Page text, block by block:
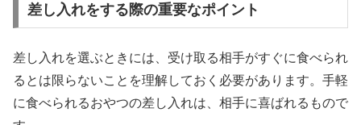
差し入れをする際の重要なポイント
差し入れを選ぶときには、受け取る相手がすぐに食べられ
るとは限らないことを理解しておく必要があります。手軽
に食べられるおやつの差し入れは、相手に喜ばれるもので